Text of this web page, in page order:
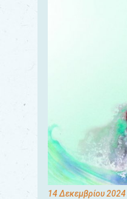
14 Δεκεμβρίου 2024